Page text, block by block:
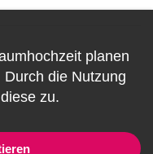
planen
Durch die Nutzung
zu.